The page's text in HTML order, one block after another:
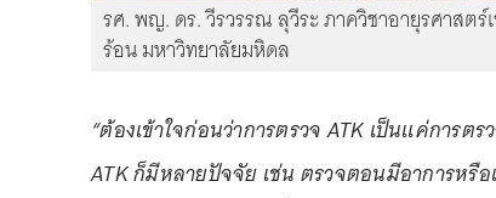
รศ. พญ. ดร. วีรวรรณ ลุวีระ ภาควิชาอายุรศาสต
ร้อน มหาวิทยาลัยมหิดล
“ต้องเข้าใจก่อนว่าการตรวจ ATK เป็นแค่การต
ATK ก็มีหลายปัจจัย เช่น ตรวจตอนมีอาการหรื